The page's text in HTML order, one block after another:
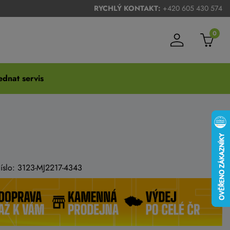
RYCHLÝ KONTAKT: +420 605 430 574
0
servis
3123-MJ2217-4343